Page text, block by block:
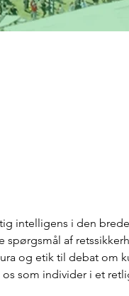
intelligens i den
af
og etik til debat om
som individer i et